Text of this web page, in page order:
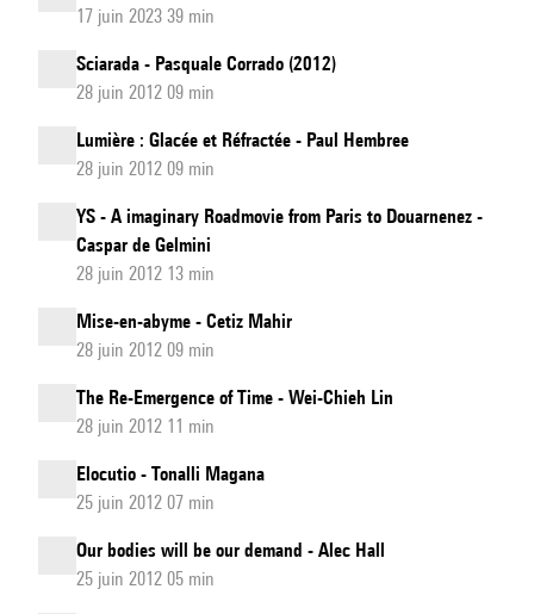
17 juin 2023 39 min
Sciarada - Pasquale Corrado (2012)
28 juin 2012 09 min
Lumière : Glacée et Réfractée - Paul Hembree
28 juin 2012 09 min
YS - A imaginary Roadmovie from Paris to Douarnenez -
Caspar de Gelmini
28 juin 2012 13 min
Mise-en-abyme - Cetiz Mahir
28 juin 2012 09 min
The Re-Emergence of Time - Wei-Chieh Lin
28 juin 2012 11 min
Elocutio - Tonalli Magana
25 juin 2012 07 min
Our bodies will be our demand - Alec Hall
25 juin 2012 05 min